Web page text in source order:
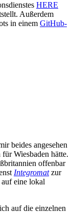
HERE
Außerdem
in einem GitHub-
beides angesehen
Wiesbaden hätte.
offenbar
Integromatzur
eine lokal
auf die einzelnen